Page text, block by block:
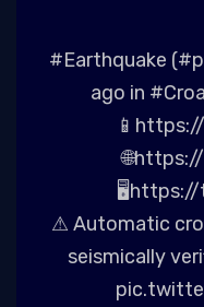
#Earthquake (
ago in
📱
🌐https://
🖥https://
⚠ Automatic
seismically